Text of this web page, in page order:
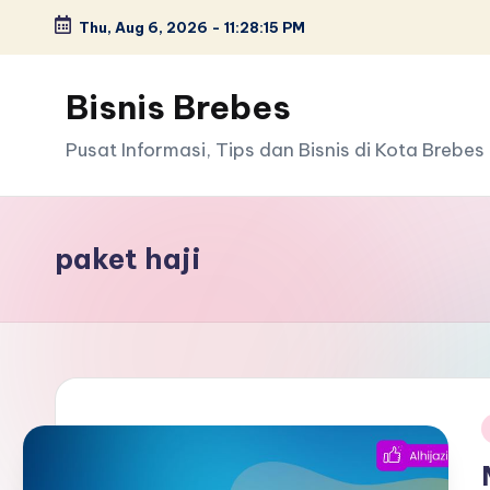
Skip
content
Thu, Aug 6, 2026 - 11:28:16 PM
Bisnis Brebes
Pusat Informasi, Tips dan Bisnis di Kota Brebes
paket haji